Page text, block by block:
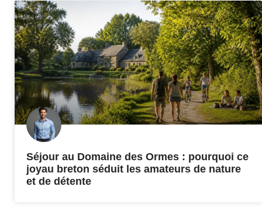
Séjour au Domaine des Ormes : pourquoi ce
joyau breton séduit les amateurs de nature
et de détente